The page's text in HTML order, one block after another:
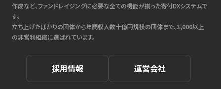
作成など、ファンドレイジングに必要な全ての機能が揃った寄付DXシステムで
す。
立ち上げたばかりの団体から年間収入数十億円規模の団体まで、3,000以上
の非営利組織に選ばれています。
採用情報 運営会社